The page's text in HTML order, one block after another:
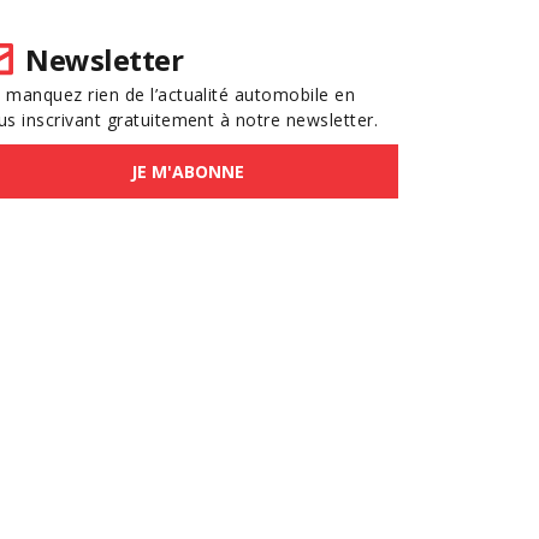
Newsletter
manquez rien de l’actualité automobile en
inscrivant gratuitement à notre newsletter.
JE M'ABONNE